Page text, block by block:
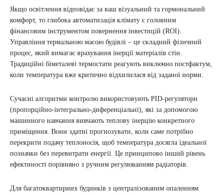
Якщо освітлення відповідає за ваш візуальний та гормональний
комфорт, то глибока автоматизація клімату є головним
фінансовим інструментом повернення інвестицій (ROI).
Управління термальною масою будівлі – це складний фізичний
процес, який вимагає врахування інерції матеріалів стін.
Традиційні біметалеві термостати реагують виключно постфактум,
коли температура вже критично відхилилася від заданої норми.
Сучасні алгоритми контролю використовують PID-регулятори
(пропорційно-інтегрально-диференціальні), які за допомогою
машинного навчання вивчають теплову інерцію конкретного
приміщення. Вони здатні прогнозувати, коли саме потрібно
перекрити подачу теплоносія, щоб температура досягла ідеальної
позначки без перевитрати енергії. Це принципово інший рівень
ефектиності порівняно з ручним регулюванням радіаторів.
Для багатоквартирних будинків з централізованим опаленням